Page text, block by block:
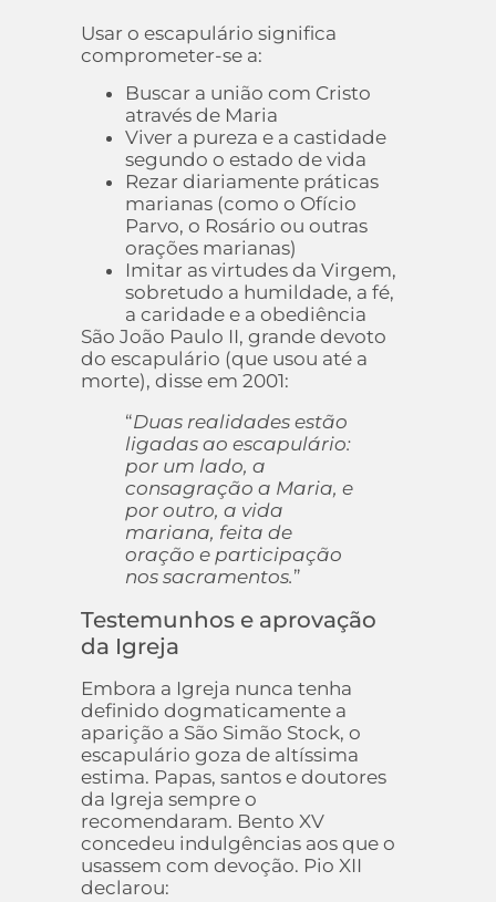
Usar o escapulário significa
comprometer-se a:
Buscar a união com Cristo
através de Maria
Viver a pureza e a castidade
segundo o estado de vida
Rezar diariamente práticas
marianas (como o Ofício
Parvo, o Rosário ou outras
orações marianas)
Imitar as virtudes da Virgem,
sobretudo a humildade, a fé,
a caridade e a obediência
São João Paulo II, grande devoto
do escapulário (que usou até a
morte), disse em 2001:
“Duas realidades estão
ligadas ao escapulário:
por um lado, a
consagração a Maria, e
por outro, a vida
mariana, feita de
oração e participação
nos sacramentos.”
Testemunhos e aprovação
da Igreja
Embora a Igreja nunca tenha
definido dogmaticamente a
aparição a São Simão Stock, o
escapulário goza de altíssima
estima. Papas, santos e doutores
da Igreja sempre o
recomendaram. Bento XV
concedeu indulgências aos que o
usassem com devoção. Pio XII
declarou: